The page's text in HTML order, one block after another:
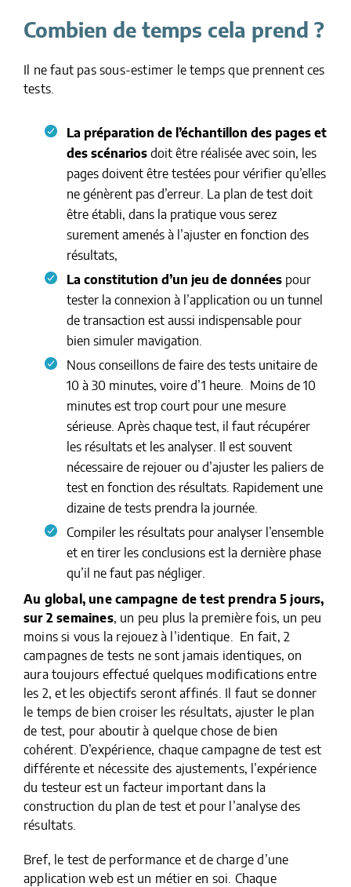
Combien de temps cela prend ?
Il ne faut pas sous-estimer le temps que prennent ces
tests.
La préparation de l’échantillon des pages et
des scénarios doit être réalisée avec soin, les
pages doivent être testées pour vérifier qu’elles
ne génèrent pas d’erreur. La plan de test doit
être établi, dans la pratique vous serez
surement amenés à l’ajuster en fonction des
résultats,
La constitution d’un jeu de données pour
tester la connexion à l’application ou un tunnel
de transaction est aussi indispensable pour
bien simuler mavigation.
Nous conseillons de faire des tests unitaire de
10 à 30 minutes, voire d’1 heure. Moins de 10
minutes est trop court pour une mesure
sérieuse. Après chaque test, il faut récupérer
les résultats et les analyser. Il est souvent
nécessaire de rejouer ou d’ajuster les paliers de
test en fonction des résultats. Rapidement une
dizaine de tests prendra la journée.
Compiler les résultats pour analyser l’ensemble
et en tirer les conclusions est la dernière phase
qu’il ne faut pas négliger.
Au global, une campagne de test prendra 5 jours,
sur 2 semaines, un peu plus la première fois, un peu
moins si vous la rejouez à l’identique. En fait, 2
campagnes de tests ne sont jamais identiques, on
aura toujours effectué quelques modifications entre
les 2, et les objectifs seront affinés. Il faut se donner
le temps de bien croiser les résultats, ajuster le plan
de test, pour aboutir à quelque chose de bien
cohérent. D’expérience, chaque campagne de test est
différente et nécessite des ajustements, l’expérience
du testeur est un facteur important dans la
construction du plan de test et pour l’analyse des
résultats.
Bref, le test de performance et de charge d’une
application web est un métier en soi. Chaque